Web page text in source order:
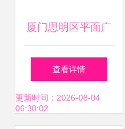
厦门思明区平面广
告设计培训与职业
前景指南
查看详情
更新时间：2026-08-04
06:30:02